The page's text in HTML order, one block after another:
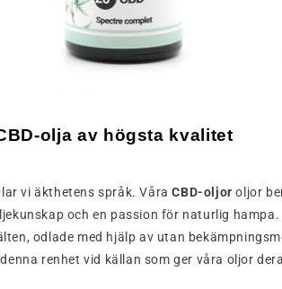
olja av högsta kvalitet
vi äkthetens språk. VåraCBD-oljoroljor
och en passion för naturlig
odlade med hjälp av utan
renhet vid källan som ger våra oljor